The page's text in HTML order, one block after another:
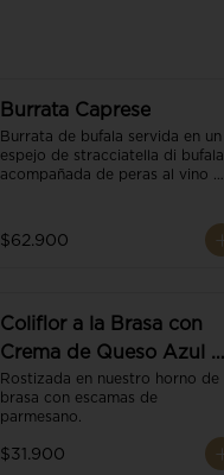
Burrata Caprese
Burrata de bufala servida en un
espejo de stracciatella di bufala,
acompañada de peras al vino
salsa pesto y reducción de
balsámico.
$62.900
Coliflor a la Brasa con
Crema de Queso Azul y
Vino
Rostizada en nuestro horno de
brasa con escamas de
parmesano.
$31.900